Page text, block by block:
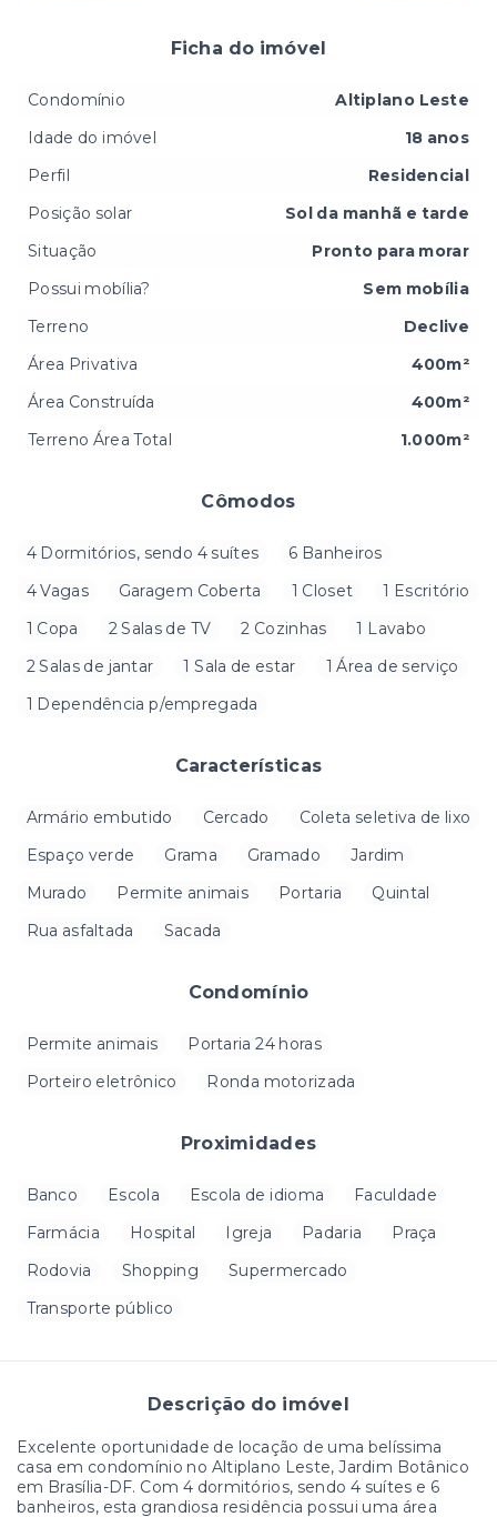
Cômodos
4 Dormitórios, sendo 4 suítes
6 Banheiros
4 Vagas
Garagem Coberta 1 Closet
1 Escritório
1 Copa
2 Salas de TV 2 Cozinhas
1 Lavabo
2 Salas de jantar
1 Sala de estar
1 Área de serviço
1 Dependência p/empregada
Características
Armário embutido Cercado
Coleta seletiva de lixo
Espaço verde
Grama Gramado
Jardim
Murado
Permite animais Portaria
Quintal
Rua asfaltada
Sacada
Condomínio
Permite animais
Portaria 24 horas
Porteiro eletrônico
Ronda motorizada
Proximidades
Banco Escola Escola de idioma
Faculdade
Farmácia
Hospital Igreja Padaria
Praça
Rodovia
Shopping
Supermercado
Transporte público
Descrição do imóvel
Excelente oportunidade de locação de uma belíssima
casa em condomínio no Altiplano Leste, Jardim Botânico
em Brasília-DF. Com 4 dormitórios, sendo 4 suítes e 6
banheiros, esta grandiosa residência possui uma área
Ficha do imóvel
Condomínio
Altiplano Leste
Idade do imóvel
18 anos
Perfil
Residencial
Posição solar
Sol da manhã e tarde
Situação
Pronto para morar
Possui mobília?
Sem mobília
Terreno
Declive
Área Privativa
400m²
Área Construída
400m²
Terreno Área Total
1.000m²